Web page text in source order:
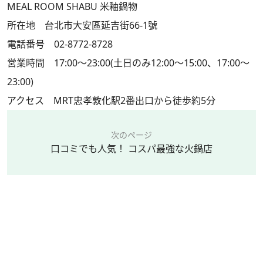
MEAL ROOM SHABU 米釉鍋物
所在地 台北市大安區延吉街66-1號
電話番号 02-8772-8728
営業時間 17:00～23:00(土日のみ12:00～15:00、17:00～
23:00)
アクセス MRT忠孝敦化駅2番出口から徒歩約5分
次のページ
口コミでも人気！ コスパ最強な火鍋店